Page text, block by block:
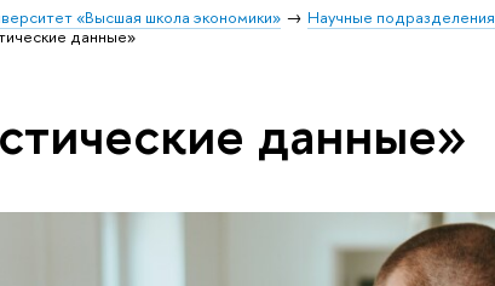
«Высшая школа экономики» Научные подразделения
данные»
данные»